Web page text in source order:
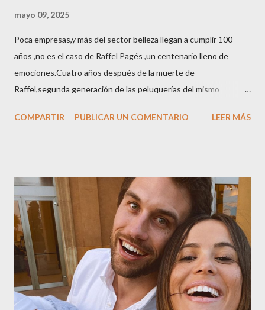
mayo 09, 2025
Poca empresas,y más del sector belleza llegan a cumplir 100
años ,no es el caso de Raffel Pagés ,un centenario lleno de
emociones.Cuatro años después de la muerte de
Raffel,segunda generación de las peluquerías del mismo
sector en una cena de reconocimiento.Sus hijas Carolina (CEO
peluquería del grupo.Justo hace unos días Carol Pagés nos
contaba detalles del homenaje en Actualida Rosa en RCE
radio,en el programa que presento todos los jueves de 17 a 18
horas . Carolina y Quionia Pagés Carolina Pagés La cita ,en el
Museu Marítim de BCN ,en las Drassanes reunió a figuras
destacadas del sector,así como clientes, autoridades y medios
de comunicación, en una velada inolvidable bajo el lema “Cien
años peinando almas, creando belleza,i...
COMPARTIR PUBLICAR UN COMENTARIO LEER MÁS